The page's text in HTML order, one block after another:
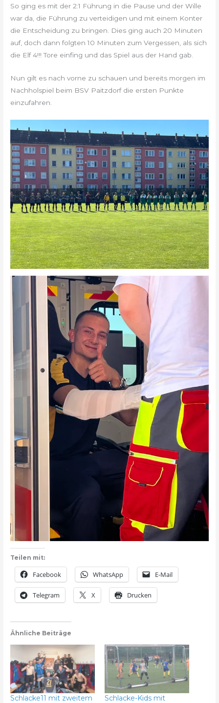
So ging es mit der 2:1 Führung in die Pause und der Wille
war da, die Führung zu verteidigen und mit einem Konter
die Entscheidung zu bringen. Dies ging auch 20 Minuten
auf, doch dann folgten 10 Minuten zum Vergessen, als sich
die Elf 4!!! Tore einfing und das Spiel aus der Hand gab.
Nun gilt es nach vorne zu schauen und bereits morgen im
Nachholspiel beim BSV Paitzdorf die ersten Punkte
einzufahren.
Teilen mit:
Facebook WhatsApp E-Mail
Telegram X Drucken
Ähnliche Beiträge
Schlacke11 mit zweitem Schlacke-Kids mit